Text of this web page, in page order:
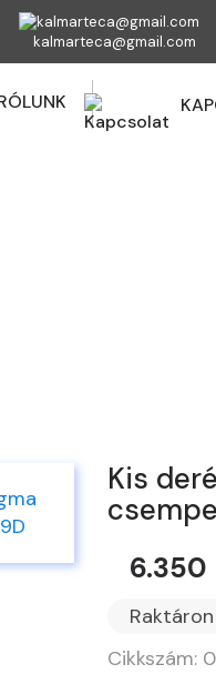
kalmarteca@gmail.com
Kis
6.350
Raktáron
Cikkszám: